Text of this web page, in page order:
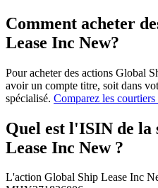
Comment acheter
Lease Inc New?
Pour acheter des actions Global
avoir un compte titre, soit dans
spécialisé. Comparez les
Quel est l'ISIN de la
Lease Inc New ?
L'action Global Ship Lease Inc